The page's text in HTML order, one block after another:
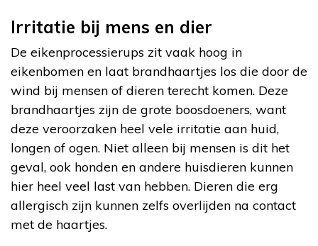
Irritatie bij mens en dier
De eikenprocessierups zit vaak hoog in
eikenbomen en laat brandhaartjes los die door de
wind bij mensen of dieren terecht komen. Deze
brandhaartjes zijn de grote boosdoeners, want
deze veroorzaken heel vele irritatie aan huid,
longen of ogen. Niet alleen bij mensen is dit het
geval, ook honden en andere huisdieren kunnen
hier heel veel last van hebben. Dieren die erg
allergisch zijn kunnen zelfs overlijden na contact
met de haartjes.